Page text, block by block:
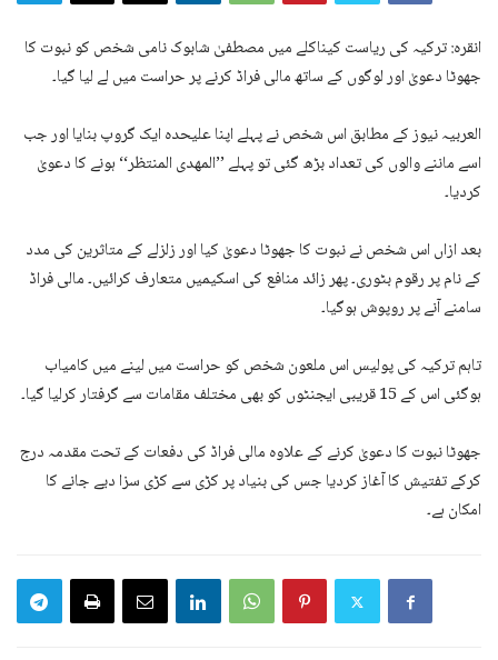
انقرہ: ترکیہ کی ریاست کیناکلے میں مصطفیٰ شابوک نامی شخص کو نبوت کا
جھوٹا دعویٰ اور لوگوں کے ساتھ مالی فراڈ کرنے پر حراست میں لے لیا گیا۔
العربیہ نیوز کے مطابق اس شخص نے پہلے اپنا علیحدہ ایک گروپ بنایا اور جب
اسے ماننے والوں کی تعداد بڑھ گئی تو پہلے ’’المھدی المنتظر‘‘ ہونے کا دعویٰ
کردیا۔
بعد ازاں اس شخص نے نبوت کا جھوٹا دعویٰ کیا اور زلزلے کے متاثرین کی مدد
کے نام پر رقوم بٹوری۔ پھر زائد منافع کی اسکیمیں متعارف کرائیں۔ مالی فراڈ
سامنے آنے پر روپوش ہوگیا۔
تاہم ترکیہ کی پولیس اس ملعون شخص کو حراست میں لینے میں کامیاب
ہوگئی اس کے 15 قریبی ایجنٹوں کو بھی مختلف مقامات سے گرفتار کرلیا گیا۔
جھوٹا نبوت کا دعویٰ کرنے کے علاوہ مالی فراڈ کی دفعات کے تحت مقدمہ درج
کرکے تفتیش کا آغاز کردیا جس کی بنیاد پر کڑی سے کڑی سزا دیے جانے کا
امکان ہے۔